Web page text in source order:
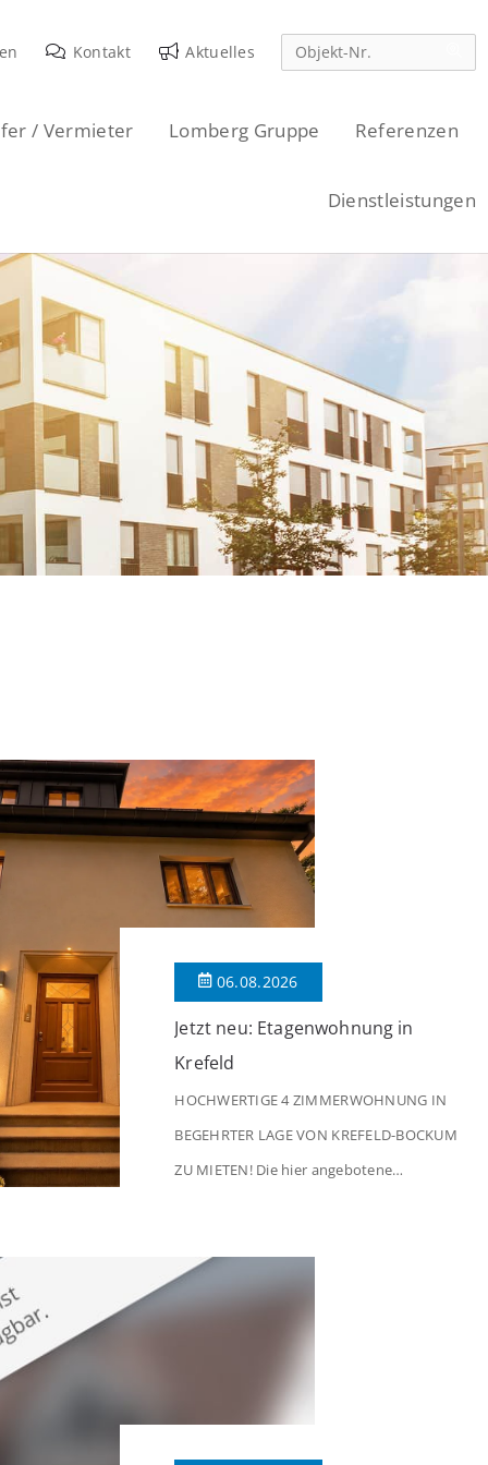
Kontakt Aktuelles
/ Vermieter Lomberg Gruppe Referenzen
Dienstleistungen
06.08.2026
Jetzt neu: Etagenwohnung in
Krefeld
HOCHWERTIGE 4 ZIMMERWOHNUNG IN
BEGEHRTER LAGE VON KREFELD-BOCKUM
ZU MIETEN! Die hier angebotene
in begehrter Wohnlage von Krefeld-Bockum.